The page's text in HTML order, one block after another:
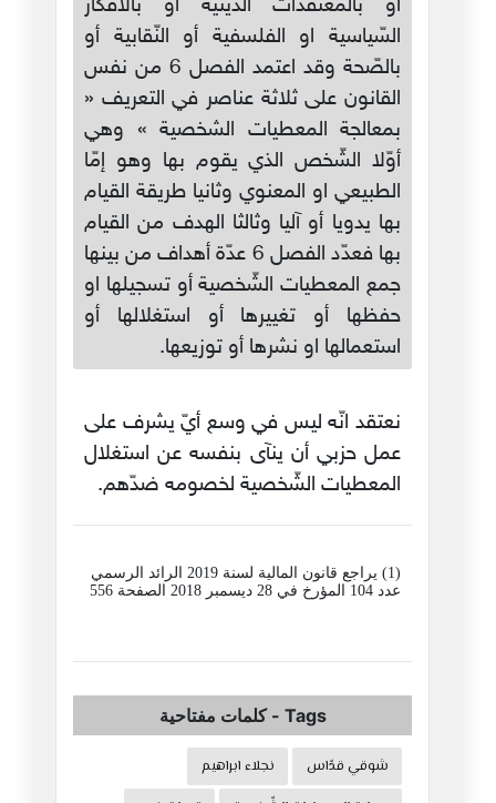
أو بالمعتقدات الدّينية أو بالأفكار
السّياسية او الفلسفية أو النّقابية أو
بالصّحة وقد اعتمد الفصل 6 من نفس
القانون على ثلاثة عناصر في التعريف «
بمعالجة المعطيات الشخصية » وهي
أوّلا الشّخص الذي يقوم بها وهو إمّا
الطبيعي او المعنوي وثانيا طريقة القيام
بها يدويا أو آليا وثالثا الهدف من القيام
بها فعدّد الفصل 6 عدّة أهداف من بينها
جمع المعطيات الشّخصية أو تسجيلها او
حفظها أو تغييرها أو استغلالها أو
استعمالها او نشرها أو توزيعها.
نعتقد انّه ليس في وسع أيّ يشرف على
عمل حزبي أن ينآى بنفسه عن استغلال
المعطيات الشّخصية لخصومه ضدّهم.
(1) يراجع قانون المالية لسنة 2019 الرائد الرسمي
عدد 104 المؤرخ في 28 ديسمبر 2018 الصفحة 556
Tags
-كلمات مفتاحية
شوقي قدّاس
نجلاء ابراهيم